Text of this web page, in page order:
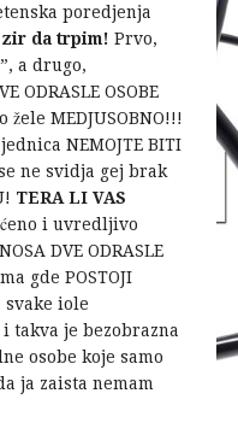
poredjenja
da trpim! Prvo,
a drugo,
ODRASLE OSOBE
žele MEDJUSOBNO!!!
NEMOJTE BITI
se ne svidja gej brak
TERA LI VAS
i uvredljivo
DVE ODRASLE
gde POSTOJI
svake iole
takva je bezobrazna
osobe koje samo
ja zaista nemam